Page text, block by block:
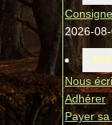
2026-
Nous
Adhérer
Payer